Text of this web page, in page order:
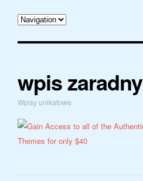
wpis zaradny
Wpisy unikatowe